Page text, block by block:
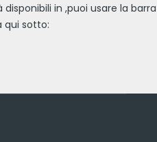
in ,puoi usare la barra
qui sotto: